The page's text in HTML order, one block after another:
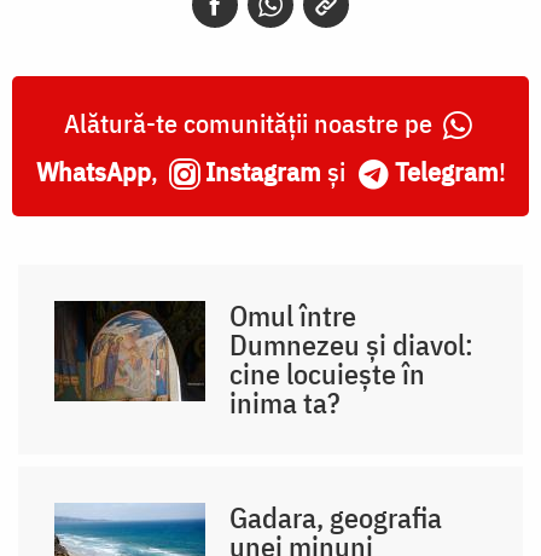
Alătură-te comunității noastre pe
WhatsApp, Instagram și Telegram!
Omul între
Dumnezeu și diavol:
cine locuiește în
inima ta?
Gadara, geografia
unei minuni